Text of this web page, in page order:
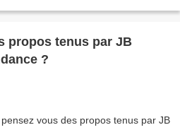
propos tenus par JB
?